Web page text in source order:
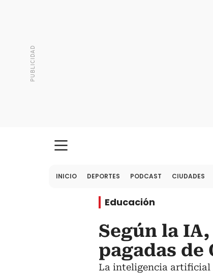
INICIO DEPORTES PODCAST CIUDADES
Educación
Según la
pagadas de
La inteligencia artificial